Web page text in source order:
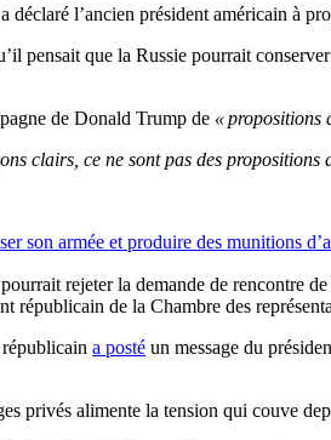
déclaré l’ancien président américain à
pensait que la Russie pourrait
de Donald Trump de « propositions
clairs, ce ne sont pas des
son armée et produire des munitions
rejeter la demande de rencontre
républicain de la Chambre des
a posté un message du
privés alimente la tension qui couve